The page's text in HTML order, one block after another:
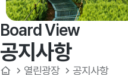
Board View
공지사항
열린광장 공지사항